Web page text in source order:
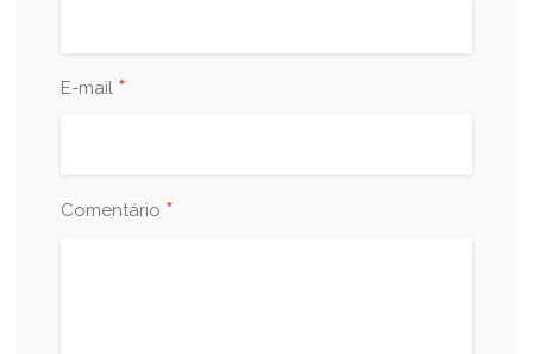
E-mail *
Comentário *